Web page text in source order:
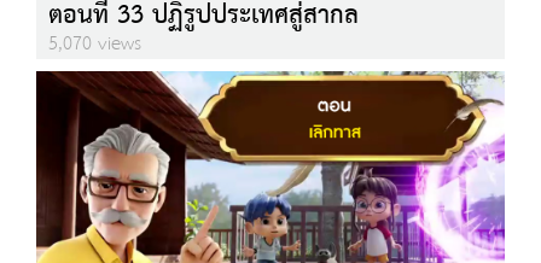
ตอนที่ 33 ปฏิรูปประเทศสู่สากล
5,070 views